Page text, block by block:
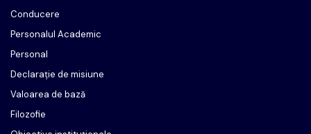
Conducere
Personalul Academic
Personal
Declarație de misiune
Valoarea de bază
Filozofie